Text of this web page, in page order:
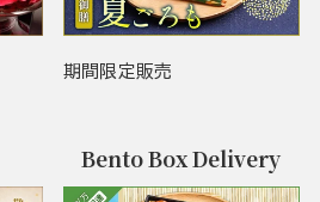
期間限定販売
Bento Box Delivery